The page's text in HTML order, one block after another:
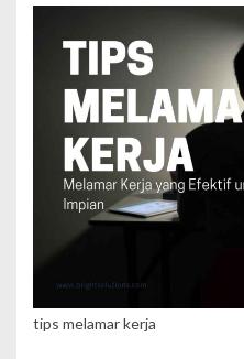
tips melamar kerja